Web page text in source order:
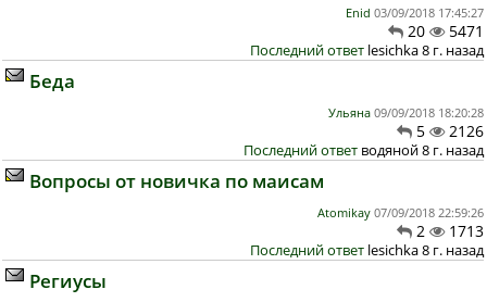
Enid 03/09/2018 17:45:27
20 5471
Последний ответ lesichka 8 г. назад
Беда
Ульяна 09/09/2018 18:20:28
5 2126
Последний ответ водяной 8 г. назад
Вопросы от новичка по маисам
Atomikay 07/09/2018 22:59:26
2 1713
Последний ответ lesichka 8 г. назад
Региусы